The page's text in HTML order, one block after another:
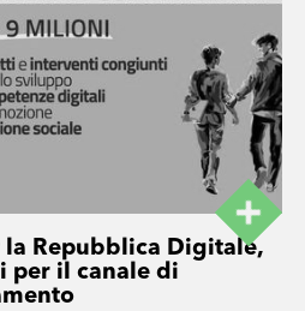
la Repubblica Digitale,
per il canale di